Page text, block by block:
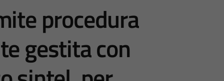
procedura
gestita con